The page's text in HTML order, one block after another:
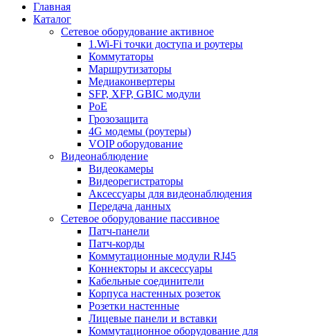
Главная
Каталог
Сетевое оборудование активное
1.Wi-Fi точки доступа и роутеры
Коммутаторы
Маршрутизаторы
Медиаконвертеры
SFP, XFP, GBIC модули
PoE
Грозозащита
4G модемы (роутеры)
VOIP оборудование
Видеонаблюдение
Видеокамеры
Видеорегистраторы
Аксессуары для видеонаблюдения
Передача данных
Сетевое оборудование пассивное
Патч-панели
Патч-корды
Коммутационные модули RJ45
Коннекторы и аксессуары
Кабельные соединители
Корпуса настенных розеток
Розетки настенные
Лицевые панели и вставки
Коммутационное оборудование для